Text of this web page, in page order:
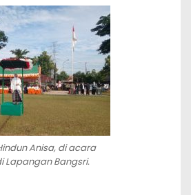
Anisa, di acara
Lapangan Bangsri.